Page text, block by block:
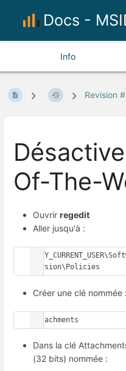
Docs -
Info
Revision
Of-The-
Ouvrir regedit
Aller jusqu'à :
Version\Policies
Créer une clé nommée :
Attachments
Dans la clé
(32 bits) nommée :